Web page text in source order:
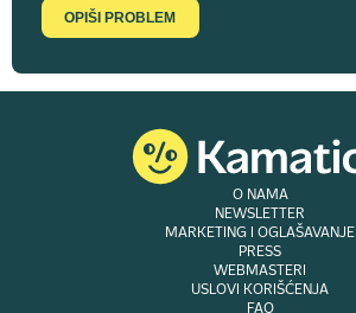
OPIŠI PROBLEM
O NAMA
NEWSLETTER
MARKETING I OGLAŠAVANJE
PRESS
WEBMASTERI
USLOVI KORIŠĆENJA
FAQ